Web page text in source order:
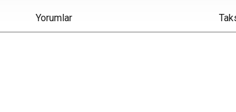
Yorumlar